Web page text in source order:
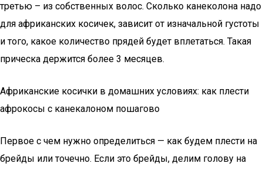
третью – из собственных волос. Сколько канеколона надо
для африканских косичек, зависит от изначальной густоты
и того, какое количество прядей будет вплетаться. Такая
прическа держится более 3 месяцев.
Африканские косички в домашних условиях: как плести
афрокосы с канекалоном пошагово
Первое с чем нужно определиться — как будем плести на
брейды или точечно. Если это брейды, делим голову на